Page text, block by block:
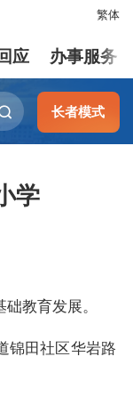
繁体
应 办事服务
长者模式
学
教育发展。
锦田社区华岩路